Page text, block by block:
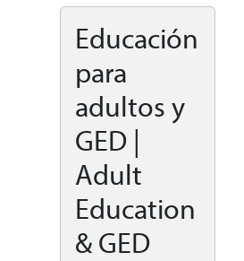
Educación
para
adultos y
GED |
Adult
Education
& GED